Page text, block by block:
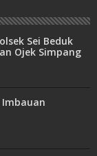
Sei Beduk
Ojek Simpang
Imbauan